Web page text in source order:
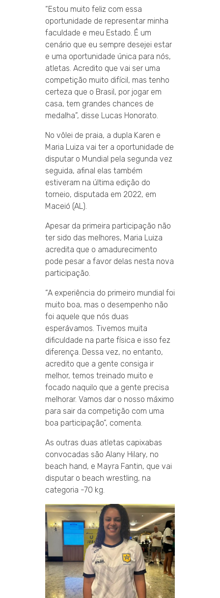
“Estou muito feliz com essa
oportunidade de representar minha
faculdade e meu Estado. É um
cenário que eu sempre desejei estar
e uma oportunidade única para nós,
atletas. Acredito que vai ser uma
competição muito difícil, mas tenho
certeza que o Brasil, por jogar em
casa, tem grandes chances de
medalha”, disse Lucas Honorato.
No vôlei de praia, a dupla Karen e
Maria Luiza vai ter a oportunidade de
disputar o Mundial pela segunda vez
seguida, afinal elas também
estiveram na última edição do
torneio, disputada em 2022, em
Maceió (AL).
Apesar da primeira participação não
ter sido das melhores, Maria Luiza
acredita que o amadurecimento
pode pesar a favor delas nesta nova
participação.
“A experiência do primeiro mundial foi
muito boa, mas o desempenho não
foi aquele que nós duas
esperávamos. Tivemos muita
dificuldade na parte física e isso fez
diferença. Dessa vez, no entanto,
acredito que a gente consiga ir
melhor, temos treinado muito e
focado naquilo que a gente precisa
melhorar. Vamos dar o nosso máximo
para sair da competição com uma
boa participação”, comenta.
As outras duas atletas capixabas
convocadas são Alany Hilary, no
beach hand, e Mayra Fantin, que vai
disputar o beach wrestling, na
categoria -70 kg.